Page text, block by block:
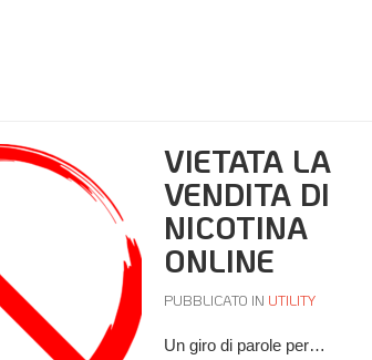
VIETATA LA
VENDITA DI
NICOTINA
ONLINE
PUBBLICATO IN UTILITY
Un giro di parole per…